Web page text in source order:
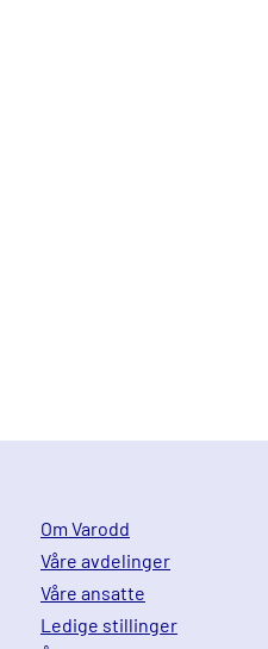
Om Varodd
Våre avdelinger
Våre ansatte
Ledige stillinger